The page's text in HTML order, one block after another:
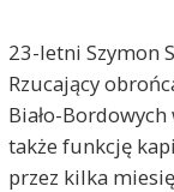
23-letni Szymon
Rzucający
Biało-
także funkcję
przez kilka